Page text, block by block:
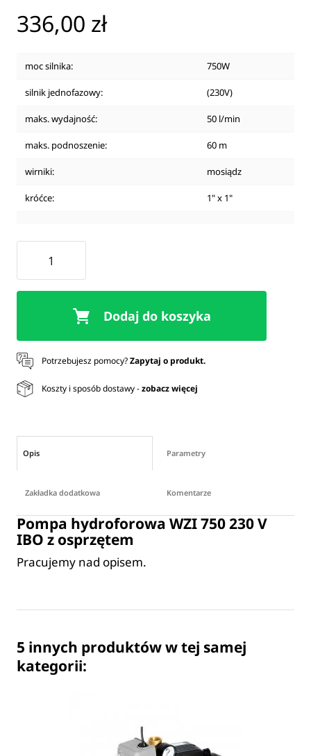
336,00 zł
moc silnika: 750W
silnik jednofazowy: (230V)
maks. wydajność: 50 l/min
maks. podnoszenie: 60 m
wirniki: mosiądz
króćce: 1" x 1"
Dodaj do koszyka
Potrzebujesz pomocy?Zapytaj o produkt.
Koszty i sposób dostawy -zobacz więcej
Opis Parametry
Zakładka dodatkowa Komentarze
Pompa hydroforowa WZI 750 230 V
IBO z osprzętem
Pracujemy nad opisem.
5 innych produktów w tej samej
kategorii:
Pompy wg technologii produkcji
Pompy toaletowe